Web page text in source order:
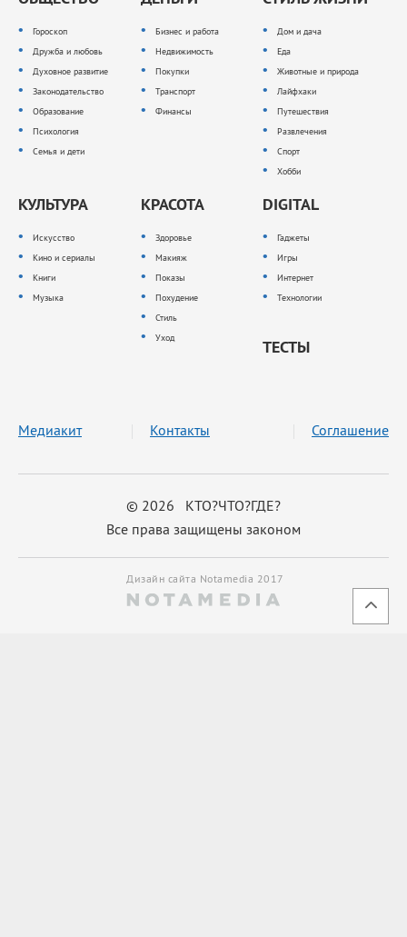
Гороскоп
Дружба и любовь
Духовное развитие
Законодательство
Образование
Психология
Семья и дети
Бизнес и работа
Недвижимость
Покупки
Транспорт
Финансы
Дом и дача
Еда
Животные и природа
Лайфхаки
Путешествия
Развлечения
Спорт
Хобби
КУЛЬТУРА
Искусство
Кино и сериалы
Книги
Музыка
КРАСОТА
Здоровье
Макияж
Показы
Похудение
Стиль
Уход
DIGITAL
Гаджеты
Игры
Интернет
Технологии
ТЕСТЫ
© 2026 КТО?ЧТО?ГДЕ?
Все права защищены законом
Медиакит Контакты Соглашение
Дизайн сайта Notamedia 2017